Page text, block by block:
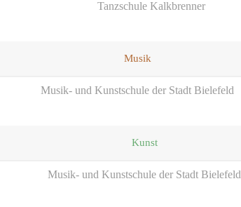
Tanzschule Kalkbrenner
Musik
Musik- und Kunstschule der Stadt Bielefeld
Kunst
Musik- und Kunstschule der Stadt Bielefeld